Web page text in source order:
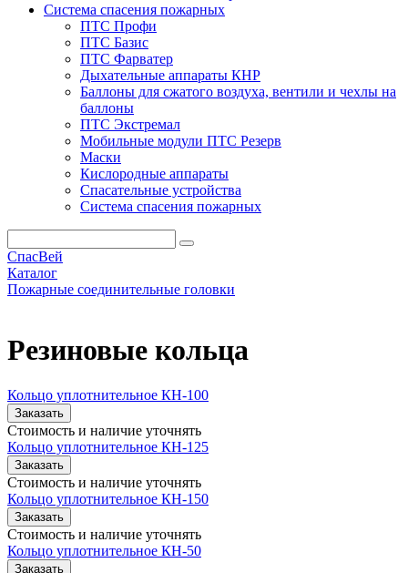
Система спасения пожарных
ПТС Профи
ПТС Базис
ПТС Фарватер
Дыхательные аппараты КНР
Баллоны для сжатого воздуха, вентили и чехлы на
баллоны
ПТС Экстремал
Мобильные модули ПТС Резерв
Маски
Кислородные аппараты
Спасательные устройства
Система спасения пожарных
СпасВей
Каталог
Пожарные соединительные головки
Резиновые кольца
Кольцо уплотнительное КН-100
Заказать
Стоимость и наличие уточнять
Кольцо уплотнительное КН-125
Заказать
Стоимость и наличие уточнять
Кольцо уплотнительное КН-150
Заказать
Стоимость и наличие уточнять
Кольцо уплотнительное КН-50
Заказать